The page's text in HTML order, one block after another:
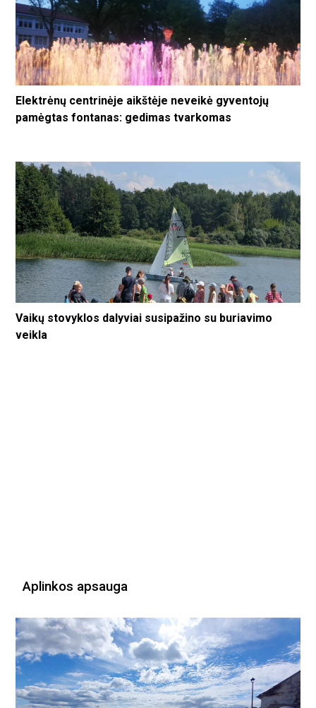
Elektrėnų centrinėje aikštėje neveikė gyventojų
pamėgtas fontanas: gedimas tvarkomas
Vaikų stovyklos dalyviai susipažino su buriavimo
veikla
Aplinkos apsauga